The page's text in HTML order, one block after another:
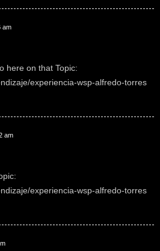
am
here on that Topic:
experiencia-wsp-alfredo-torres
am
experiencia-wsp-alfredo-torres